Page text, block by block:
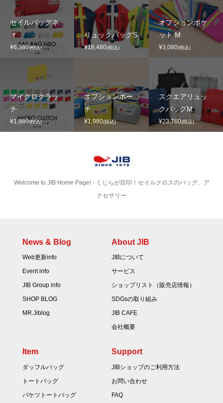
セイルバッグネ
オ
¥6,380(税込)
リュックバッグS
¥18,480(税込)
オプションポケ
ット M
¥3,080(税込)
マイクロクラッ
チ
¥1,980(税込)
オプションポー
チ
¥1,980(税込)
スクエアリュッ
クバッグM
¥23,760(税込)
Welcome to JIB Home Page! ‐ くじらが目印！セイルクロスのバッグ、ア
クセサリー
News & Blog
Web更新info
Event info
JIB Group info
SHOP BLOG
MR.Jiblog
About JIB
JIBについて
サービス
ショップリスト（販売店情報）
SDGsの取り組み
JIB CAFE
会社概要
Item
ダッフルバッグ
トートバッグ
バケツトートバッグ
Support
JIBショップのご利用方法
お問い合わせ
FAQ